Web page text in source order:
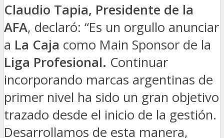
Claudio Tapia, Presidente de la
AFA, declaró: “Es un orgullo anunciar
a La Caja como Main Sponsor de la
Liga Profesional. Continuar
incorporando marcas argentinas de
primer nivel ha sido un gran objetivo
trazado desde el inicio de la gestión.
Desarrollamos de esta manera,